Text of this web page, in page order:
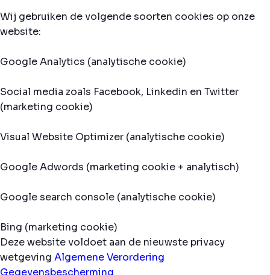
Wij gebruiken de volgende soorten cookies op onze
website:
Google Analytics (analytische cookie)
Social media zoals Facebook, Linkedin en Twitter
(marketing cookie)
Visual Website Optimizer (analytische cookie)
Google Adwords (marketing cookie + analytisch)
Google search console (analytische cookie)
Bing (marketing cookie)
Deze website voldoet aan de nieuwste privacy
wetgeving Algemene Verordering
Gegevensbescherming